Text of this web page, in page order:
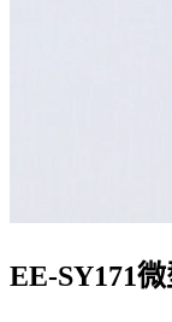
EE-SY171